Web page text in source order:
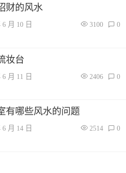
财的风水
6 月 10 日 3100 0
妆台
6 月 11 日 2406 0
有哪些风水的问题
6 月 14 日 2514 0